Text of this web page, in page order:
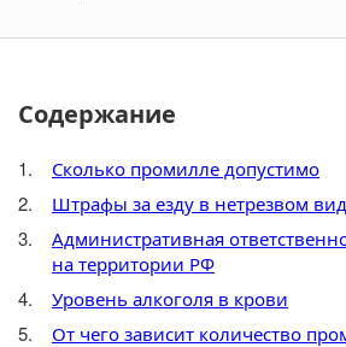
Содержание
Сколько промилле допустимо
Штрафы за езду в нетрезвом
Административная
на территории РФ
Уровень алкоголя в крови
От чего зависит количество